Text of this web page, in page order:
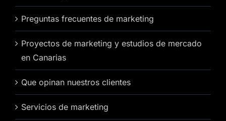
Preguntas frecuentes de marketing
Proyectos de marketing y estudios de mercado
en Canarias
Que opinan nuestros clientes
Servicios de marketing